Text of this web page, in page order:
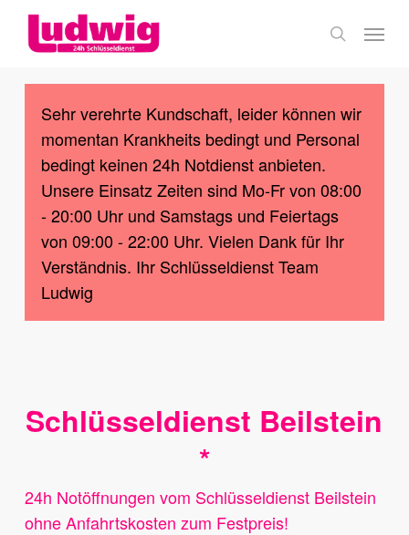
Skip
content
search
Menu
Sehr verehrte Kundschaft, leider können wir
momentan Krankheits bedingt und Personal
bedingt keinen 24h Notdienst anbieten.
Unsere Einsatz Zeiten sind Mo-Fr von 08:00
- 20:00 Uhr und Samstags und Feiertags
von 09:00 - 22:00 Uhr. Vielen Dank für Ihr
Verständnis. Ihr Schlüsseldienst Team
Ludwig
Schlüsseldienst Beilstein
*
24h Notöffnungen vom Schlüsseldienst Beilstein
ohne Anfahrtskosten zum Festpreis!